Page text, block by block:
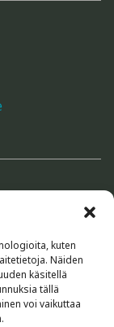
kuten
Näiden
käsitellä
tällä
voi vaikuttaa
puhaltimet